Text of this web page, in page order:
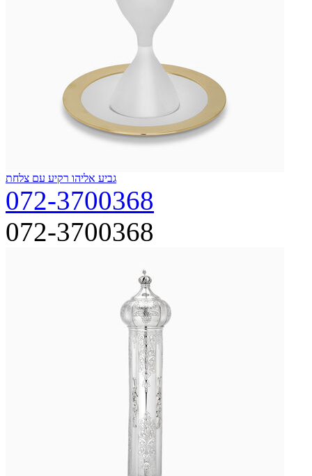
גביע אליהו רקיע עם צלחת
072-3700368
072-3700368